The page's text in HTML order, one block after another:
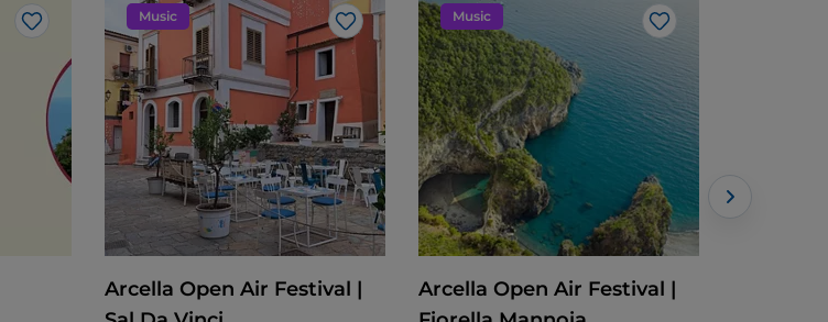
Me gusta
Music
Me gusta
Arcella Open Air Festival |
Music
Me gusta
Arcella Open Air Festival |